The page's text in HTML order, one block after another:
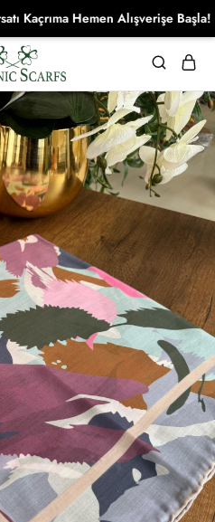
Hemen Alışverişe Başla!